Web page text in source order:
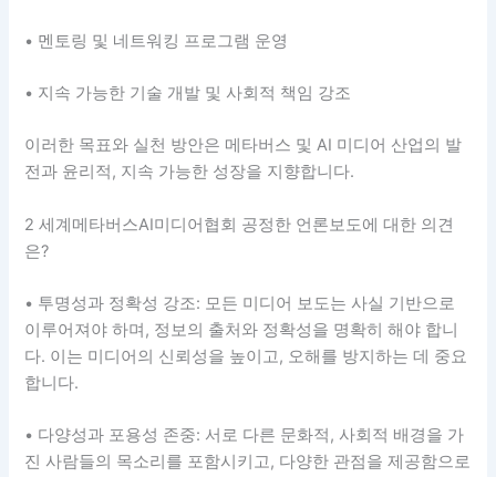
• 멘토링 및 네트워킹 프로그램 운영
• 지속 가능한 기술 개발 및 사회적 책임 강조
이러한 목표와 실천 방안은 메타버스 및 AI 미디어 산업의 발
전과 윤리적, 지속 가능한 성장을 지향합니다.
2 세계메타버스AI미디어협회 공정한 언론보도에 대한 의견
은?
• 투명성과 정확성 강조: 모든 미디어 보도는 사실 기반으로
이루어져야 하며, 정보의 출처와 정확성을 명확히 해야 합니
다. 이는 미디어의 신뢰성을 높이고, 오해를 방지하는 데 중요
합니다.
• 다양성과 포용성 존중: 서로 다른 문화적, 사회적 배경을 가
진 사람들의 목소리를 포함시키고, 다양한 관점을 제공함으로